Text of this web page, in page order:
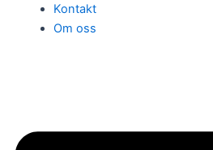
Kontakt
Om oss